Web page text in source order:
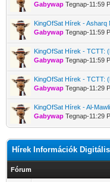
Gabywap Tegnap-11:59
KingOfSat Hírek - Asharq
Gabywap Tegnap-11:59
KingOfSat Hírek - TCTT:
Gabywap Tegnap-11:59
KingOfSat Hírek - TCTT:
Gabywap Tegnap-11:29
KingOfSat Hírek - Al-
Gabywap Tegnap-11:29
Hírek Információk
Fórum